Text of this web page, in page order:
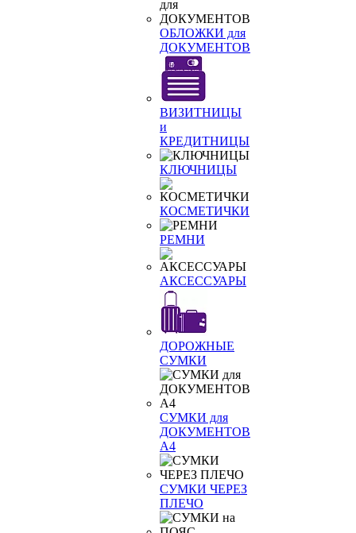
ОБЛОЖКИ для
ДОКУМЕНТОВ
ВИЗИТНИЦЫ
и
КРЕДИТНИЦЫ
КЛЮЧНИЦЫ
КОСМЕТИЧКИ
РЕМНИ
АКСЕССУАРЫ
ДОРОЖНЫЕ
СУМКИ
СУМКИ для
ДОКУМЕНТОВ
А4
СУМКИ ЧЕРЕЗ
ПЛЕЧО